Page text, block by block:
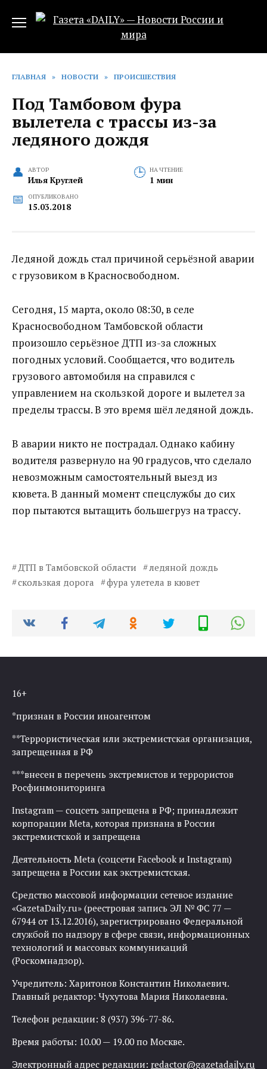
ГЛАВНАЯ » НОВОСТИ » ПРОИСШЕСТВИЯ
Под Тамбовом фура
вылетела с трассы из-за
ледяного дождя
АВТОР
Илья Круглей
НА ЧТЕНИЕ
1 мин
ОПУБЛИКОВАНО
15.03.2018
Ледяной дождь стал причиной серьёзной аварии
с грузовиком в Красносвободном.
Сегодня, 15 марта, около 08:30, в селе
Красносвободном Тамбовской области
произошло серьёзное ДТП из-за сложных
погодных условий. Сообщается, что водитель
грузового автомобиля на справился с
управлением на скользкой дороге и вылетел за
пределы трассы. В это время шёл ледяной дождь.
В аварии никто не пострадал. Однако кабину
водителя развернуло на 90 градусов, что сделало
невозможным самостоятельный выезд из
кювета. В данный момент спецслужбы до сих
пор пытаются вытащить большегруз на трассу.
ДТП в Тамбовской области
ледяной дождь
скользкая дорога
фура улетела в кювет
16+
*признан в России иноагентом
**Террористическая или экстремистская организация,
запрещенная в РФ
***внесен в перечень экстремистов и террористов
Росфинмониторинга
Instagram — соцсеть запрещена в РФ; принадлежит
корпорации Meta, которая признана в России
экстремистской и запрещена
Деятельность Meta (соцсети Facebook и Instagram)
запрещена в России как экстремистская.
Средство массовой информации сетевое издание
«GazetaDaily.ru» (реестровая запись ЭЛ № ФС 77 —
67944 от 13.12.2016), зарегистрировано Федеральной
службой по надзору в сфере связи, информационных
технологий и массовых коммуникаций
(Роскомнадзор).
Учредитель: Харитонов Константин Николаевич.
Главный редактор: Чухутова Мария Николаевна.
Телефон редакции: 8 (937) 396-77-86.
Время работы: 10.00 — 19.00 по Москве.
Электронный адрес редакции: redactor@gazetadaily.ru